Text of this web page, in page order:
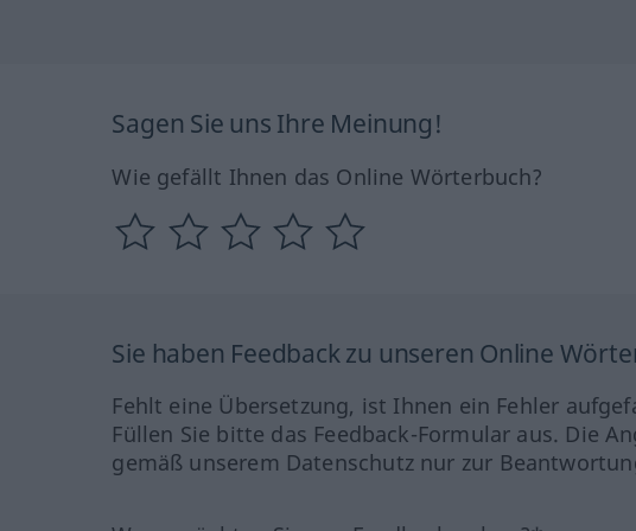
Sagen Sie uns Ihre Meinung!
Wie gefällt Ihnen das Online Wörterbuch?
Sie haben Feedback zu unseren Online
Fehlt eine Übersetzung, ist Ihnen ein Fehler
Füllen Sie bitte das Feedback-Formular aus. Die
gemäß unserem Datenschutz nur zur